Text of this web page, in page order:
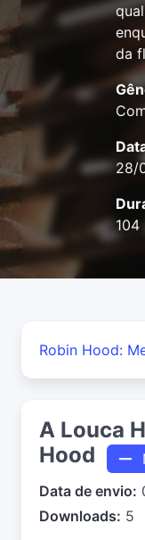
da
28/
104
Robin Hood:
A Louca
Hood
Data de envio:
Downloads: 5